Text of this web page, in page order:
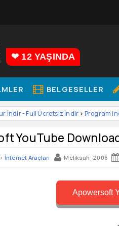
❤ 12 YAŞINDA
BELGESELLER
İndir - Full Ücretsiz İndir > Program
YouTube
> İnternet Araçları Meliksah_2006
Apowersoft